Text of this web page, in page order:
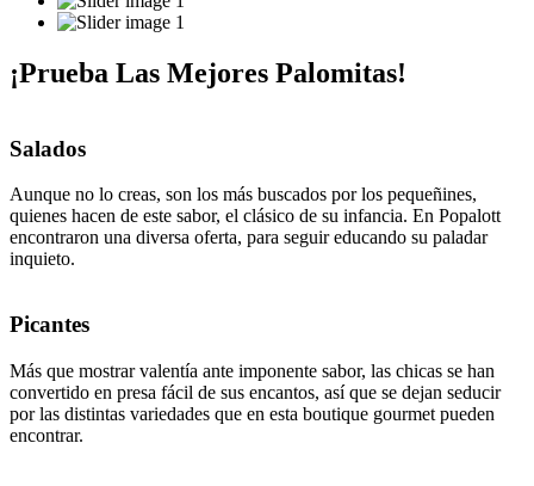
¡Prueba Las Mejores Palomitas!
Salados
Aunque no lo creas, son los más buscados por los pequeñines,
quienes hacen de este sabor, el clásico de su infancia. En Popalott
encontraron una diversa oferta, para seguir educando su paladar
inquieto.
Picantes
Más que mostrar valentía ante imponente sabor, las chicas se han
convertido en presa fácil de sus encantos, así que se dejan seducir
por las distintas variedades que en esta boutique gourmet pueden
encontrar.